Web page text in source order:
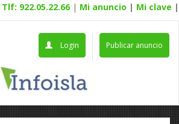
Tlf: 922.05.22.66 | Mi anuncio | Mi clave |
Publicar anuncio
Login